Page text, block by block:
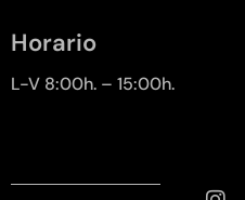
Horario
L-V 8:00h. – 15:00h.